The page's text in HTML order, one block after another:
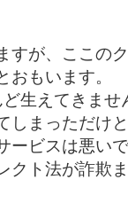
すが、ここの
もいます。
生えてきま
しまっただけ
ービスは悪い
クト法が詐欺